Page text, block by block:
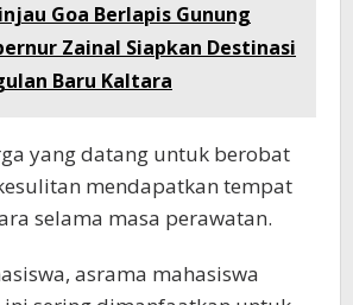
Goa Berlapis Gunung
Zainal Siapkan Destinasi
Baru Kaltara
yang datang untuk berobat
mendapatkan tempat
selama masa perawatan.
asrama mahasiswa